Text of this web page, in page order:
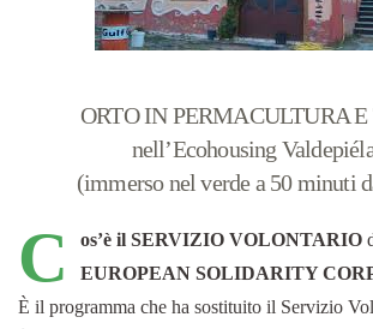
ORTO IN PERMACULTURA E
nell’Ecohousing
(immerso nel verde a 50 minuti
C os’è il SERVIZIO VOLONTARIO
EUROPEAN SOLIDARITY
È il programma che ha sostituito il Servizio